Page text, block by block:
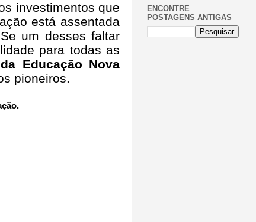
investimentos que
está assentada
um desses faltar
para todas as
Educação Nova
pioneiros.
ENCONTRE
POSTAGENS ANTIGAS